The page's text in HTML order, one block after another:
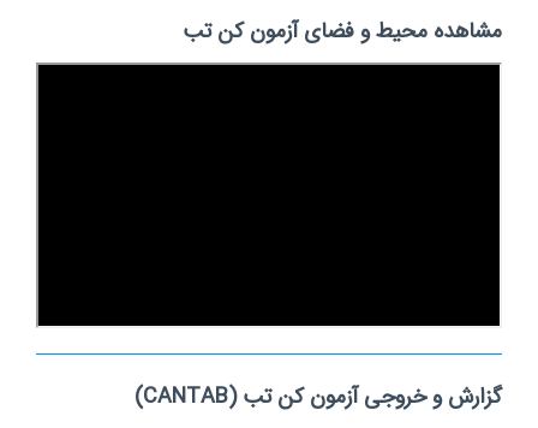
مشاهده محیط و فضای آزمون کن تب
گزارش و خروجی آزمون کن تب (CANTAB)